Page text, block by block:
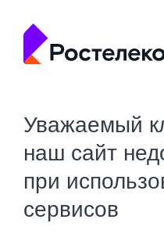
Уважаемый
наш сайт
при
сервисов